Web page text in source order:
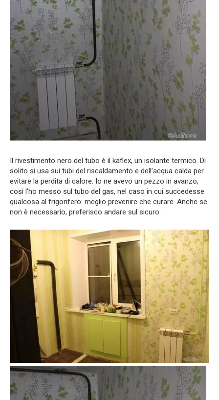
Il rivestimento nero del tubo è il kaflex, un isolante termico. Di
solito si usa sui tubi del riscaldamento e dell’acqua calda per
evitare la perdita di calore. Io ne avevo un pezzo in avanzo,
così l’ho messo sul tubo del gas, nel caso in cui succedesse
qualcosa al frigorifero: meglio prevenire che curare. Anche se
non è necessario, preferisco andare sul sicuro.